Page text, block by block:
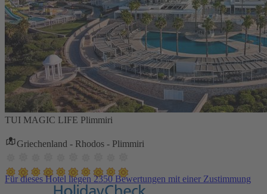
TUI MAGIC LIFE Plimmiri
Griechenland - Rhodos - Plimmiri
Für dieses Hotel liegen 2350 Bewertungen mit einer Zustimmung